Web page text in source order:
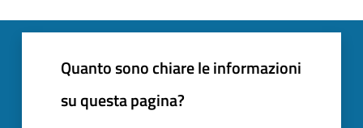
Quanto sono chiare le informazioni
su questa pagina?